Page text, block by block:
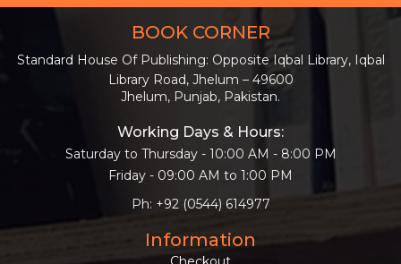
BOOK CORNER
Standard House Of Publishing: Opposite Iqbal Library, Iqbal
Library Road, Jhelum – 49600
Jhelum, Punjab, Pakistan.
Working Days & Hours:
Saturday to Thursday - 10:00 AM - 8:00 PM
Friday - 09:00 AM to 1:00 PM
Ph: +92 (0544) 614977
Information